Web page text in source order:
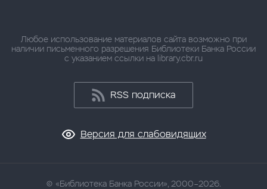
Любое использование материалов сайта возможно при
наличии письменного разрешения Библиотеки Банка России
с указанием ссылки на library.cbr.ru
RSS подписка
Версия для слабовидящих
«Библиотека Банка России», 2000–2026.